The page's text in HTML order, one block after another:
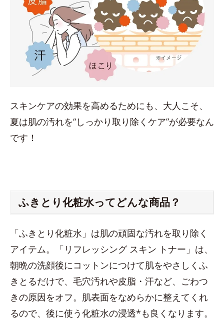
スキンケアの効果を高めるためにも、大人こそ、
夏は肌の汚れを“しっかり取り除くケア”が必要なん
です！
ふきとり化粧水ってどんな商品？
「ふきとり化粧水」は肌の頑固な汚れを取り除く
アイテム。「リフレッシング スキン トナー」は、
朝晩の洗顔後にコットンにつけて肌をやさしくふ
きとるだけで、毛穴汚れや皮脂・汗など、ごわつ
きの原因をオフ。肌表面をなめらかに整えてくれ
るので、後に使う化粧水の浸透*も良くなります。